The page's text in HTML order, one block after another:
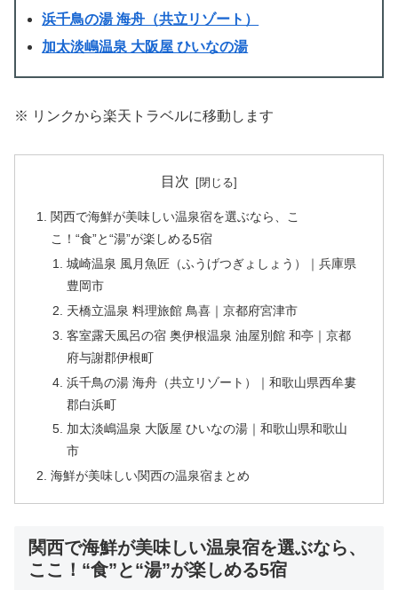
浜千鳥の湯 海舟（共立リゾート）
加太淡嶋温泉 大阪屋 ひいなの湯
※ リンクから楽天トラベルに移動します
目次
関西で海鮮が美味しい温泉宿を選ぶなら、こ
こ！“食”と“湯”が楽しめる5宿
城崎温泉 風月魚匠（ふうげつぎょしょう）｜兵庫県
豊岡市
天橋立温泉 料理旅館 鳥喜｜京都府宮津市
客室露天風呂の宿 奥伊根温泉 油屋別館 和亭｜京都
府与謝郡伊根町
浜千鳥の湯 海舟（共立リゾート）｜和歌山県西牟婁
郡白浜町
加太淡嶋温泉 大阪屋 ひいなの湯｜和歌山県和歌山
市
海鮮が美味しい関西の温泉宿まとめ
関西で海鮮が美味しい温泉宿を選ぶなら、
ここ！“食”と“湯”が楽しめる5宿